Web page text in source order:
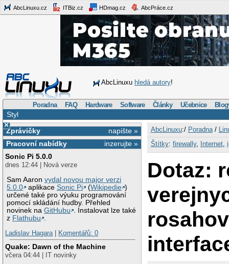
AbcLinuxu.cz ITBiz.cz HDmag.cz AbcPráce.cz
AbcLinuxu hledá autory!
Poradna FAQ Hardware Software Články Učebnice
Styl
×
napište »
Zprávičky
inzerujte »
Pracovní nabídky
Sonic Pi 5.0.0
dnes 12:44 | Nová verze
Sam Aaronvydal novou major verzi
5.0.0
aplikaceSonic Pi (Wikipedie )
určené také pro výuku programování
pomocí skládání hudby. Přehled
novinek naGitHubu
. Instalovat lze také
z Flathubu
Ladislav Hagara| Komentářů: 0
Quake: Dawn of the Machine
včera 04:44 | IT novinky
AbcLinuxu:/ Poradna/
Štítky: firewally, Internet,
Dotaz: